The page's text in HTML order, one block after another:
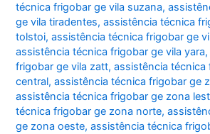
técnica frigobar ge vila suzana,
ge vila tiradentes,assistência técnica
tolstoi,assistência técnica frigobar ge
assistência técnica frigobar ge vila yara
frigobar ge vila zatt,assistência técnica
central,assistência técnica frigobar ge
assistência técnica frigobar ge zona
técnica frigobar ge zona norte,
ge zona oeste,assistência técnica